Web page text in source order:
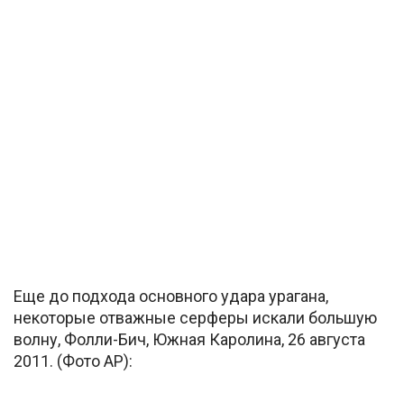
Еще до подхода основного удара урагана,
некоторые отважные серферы искали большую
волну, Фолли-Бич, Южная Каролина, 26 августа
2011. (Фото AP):